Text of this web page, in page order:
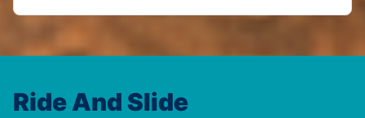
Ride And Slide